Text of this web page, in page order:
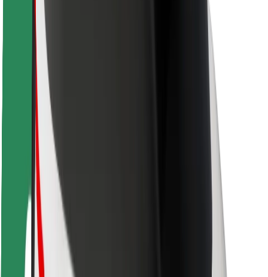
Mesta
Lokacije
Rešitve za mesto
Letališča
Bolt polnilne postaje
Pomoč
Za potnike
Za voznike